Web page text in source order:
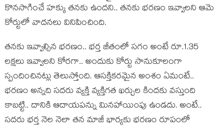
కొనసాగించే హక్కు తనకు ఉందని.. తనకు భరణం ఇవ్వాలని ఆమె
కోర్టులో వాదనలు వినిపించింది.
తనకు ఇవ్వాల్సిన భరణం.. భర్త జీతంలో సగం అంటే రూ.1.35
లక్షలు ఇవ్వాలని కోరగా.. అందుకు కోర్టు సానుకూలంగా
స్పందించినట్లు తెలుస్తోంది. ఆసక్తికరమైన అంశం ఏమంటే..
భరణం అన్నది సదరు వ్యక్తి వ్యక్తిగత ఖర్చుల కిందకు వస్తుంది
కాబట్టి.. దానికి ఆదాయపన్ను మినహాయింపు ఉండదు. అంటే..
సదరు భర్త నెల నెలా తన మాజీ భార్యకు భరణం రూపంలో